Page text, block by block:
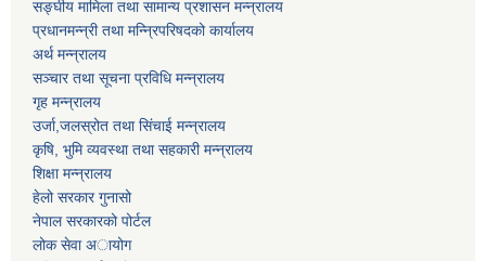
सङ्घीय मामिला तथा सामान्य प्रशासन मन्न्रालय
प्रधानमन्न्री तथा मन्न्रिपरिषदको कार्यालय
अर्थ मन्न्रालय
सञ्चार तथा सूचना प्रविधि मन्न्रालय
गृह मन्न्रालय
उर्जा,जलस्रोत तथा सिंचाई मन्न्रालय
कृषि, भुमि व्यवस्था तथा सहकारी मन्न्रालय
शिक्षा मन्न्रालय
हेलो सरकार गुनासो
नेपाल सरकारको पोर्टल
लोक सेवा अायोग